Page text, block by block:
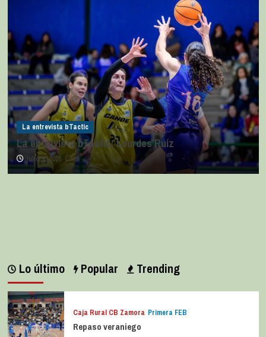
La entrevista bTactic
La entrevista bTactic: Lourdes Ruiz
julio 11, 2026 0
Lo último Popular Trending
Caja Rural CB Zamora Primera FEB
Repaso veraniego